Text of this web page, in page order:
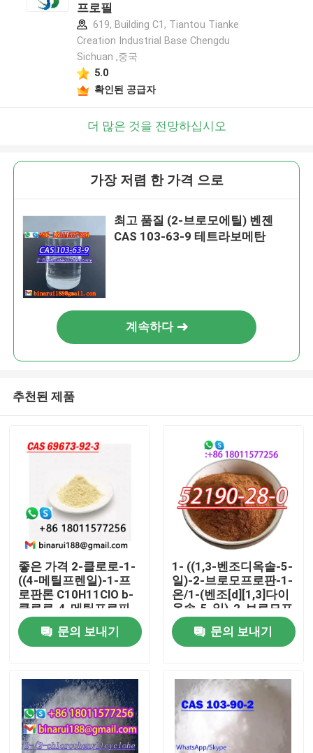
제품
프로필
619, Building C1, Tiantou Tianke
Creation Industrial Base Chengdu
Sichuan ,중국
5.0
확인된 공급자
더 많은 것을 전망하십시오
가장 저렴 한 가격 으로
최고 품질 (2-브로모에틸) 벤젠
CAS 103-63-9 테트라보메탄
계속하다
추천된 제품
좋은 가격 2-클로로-1-
((4-메틸프렌일)-1-프
로판론 C10H11ClO b-
클로로-4-메틸프로피
펜론 Cas 69673-92-3
문의 보내기
1- ((1,3-벤조디옥솔-5-
일)-2-브로모프로판-1-
온/1-(벤조[d][1,3]다이
옥솔-5-일)-2-브로모프
로판-1-온 CAS 52190-
28-0
문의 보내기